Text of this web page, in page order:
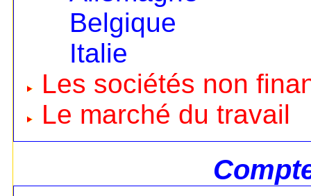
Belgique
Italie
Les sociétés non
Le marché du travail